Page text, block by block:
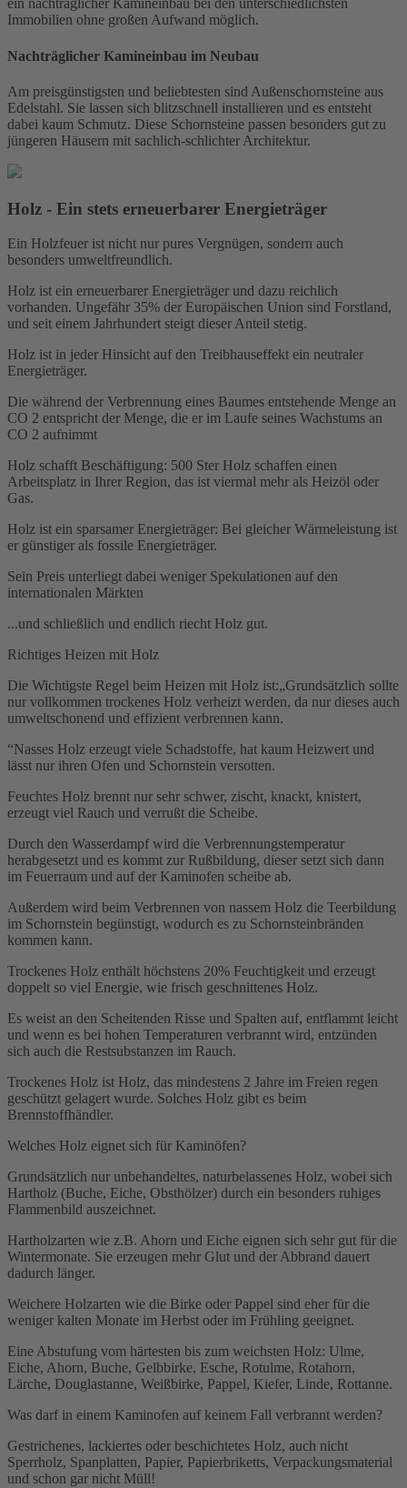
ein nachträglicher Kamineinbau bei den unterschiedlichsten
Immobilien ohne großen Aufwand möglich.
Nachträglicher Kamineinbau im Neubau
Am preisgünstigsten und beliebtesten sind Außenschornsteine aus
Edelstahl. Sie lassen sich blitzschnell installieren und es entsteht
dabei kaum Schmutz. Diese Schornsteine passen besonders gut zu
jüngeren Häusern mit sachlich-schlichter Architektur.
Holz - Ein stets erneuerbarer Energieträger
Ein Holzfeuer ist nicht nur pures Vergnügen, sondern auch
besonders umweltfreundlich.
Holz ist ein erneuerbarer Energieträger und dazu reichlich
vorhanden. Ungefähr 35% der Europäischen Union sind Forstland,
und seit einem Jahrhundert steigt dieser Anteil stetig.
Holz ist in jeder Hinsicht auf den Treibhauseffekt ein neutraler
Energieträger.
Die während der Verbrennung eines Baumes entstehende Menge an
CO 2 entspricht der Menge, die er im Laufe seines Wachstums an
CO 2 aufnimmt
Holz schafft Beschäftigung: 500 Ster Holz schaffen einen
Arbeitsplatz in Ihrer Region, das ist viermal mehr als Heizöl oder
Gas.
Holz ist ein sparsamer Energieträger: Bei gleicher Wärmeleistung ist
er günstiger als fossile Energieträger.
Sein Preis unterliegt dabei weniger Spekulationen auf den
internationalen Märkten
...und schließlich und endlich riecht Holz gut.
Richtiges Heizen mit Holz
Die Wichtigste Regel beim Heizen mit Holz ist:„Grundsätzlich sollte
nur vollkommen trockenes Holz verheizt werden, da nur dieses auch
umweltschonend und effizient verbrennen kann.
“Nasses Holz erzeugt viele Schadstoffe, hat kaum Heizwert und
lässt nur ihren Ofen und Schornstein versotten.
Feuchtes Holz brennt nur sehr schwer, zischt, knackt, knistert,
erzeugt viel Rauch und verrußt die Scheibe.
Durch den Wasserdampf wird die Verbrennungstemperatur
herabgesetzt und es kommt zur Rußbildung, dieser setzt sich dann
im Feuerraum und auf der Kaminofen scheibe ab.
Außerdem wird beim Verbrennen von nassem Holz die Teerbildung
im Schornstein begünstigt, wodurch es zu Schornsteinbränden
kommen kann.
Trockenes Holz enthält höchstens 20% Feuchtigkeit und erzeugt
doppelt so viel Energie, wie frisch geschnittenes Holz.
Es weist an den Scheitenden Risse und Spalten auf, entflammt leicht
und wenn es bei hohen Temperaturen verbrannt wird, entzünden
sich auch die Restsubstanzen im Rauch.
Trockenes Holz ist Holz, das mindestens 2 Jahre im Freien regen
geschützt gelagert wurde. Solches Holz gibt es beim
Brennstoffhändler.
Welches Holz eignet sich für Kaminöfen?
Grundsätzlich nur unbehandeltes, naturbelassenes Holz, wobei sich
Hartholz (Buche, Eiche, Obsthölzer) durch ein besonders ruhiges
Flammenbild auszeichnet.
Hartholzarten wie z.B. Ahorn und Eiche eignen sich sehr gut für die
Wintermonate. Sie erzeugen mehr Glut und der Abbrand dauert
dadurch länger.
Weichere Holzarten wie die Birke oder Pappel sind eher für die
weniger kalten Monate im Herbst oder im Frühling geeignet.
Eine Abstufung vom härtesten bis zum weichsten Holz: Ulme,
Eiche, Ahorn, Buche, Gelbbirke, Esche, Rotulme, Rotahorn,
Lärche, Douglastanne, Weißbirke, Pappel, Kiefer, Linde, Rottanne.
Was darf in einem Kaminofen auf keinem Fall verbrannt werden?
Gestrichenes, lackiertes oder beschichtetes Holz, auch nicht
Sperrholz, Spanplatten, Papier, Papierbriketts, Verpackungsmaterial
und schon gar nicht Müll!